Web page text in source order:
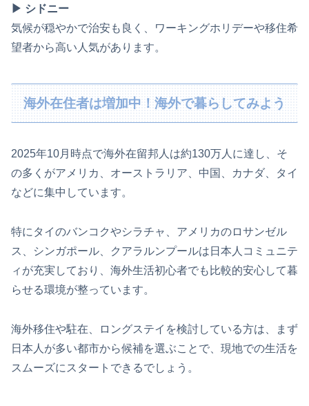
▶ シドニー
気候が穏やかで治安も良く、ワーキングホリデーや移住希
望者から高い人気があります。
海外在住者は増加中！海外で暮らしてみよう
2025年10月時点で海外在留邦人は約130万人に達し、そ
の多くがアメリカ、オーストラリア、中国、カナダ、タイ
などに集中しています。
特にタイのバンコクやシラチャ、アメリカのロサンゼル
ス、シンガポール、クアラルンプールは日本人コミュニテ
ィが充実しており、海外生活初心者でも比較的安心して暮
らせる環境が整っています。
海外移住や駐在、ロングステイを検討している方は、まず
日本人が多い都市から候補を選ぶことで、現地での生活を
スムーズにスタートできるでしょう。